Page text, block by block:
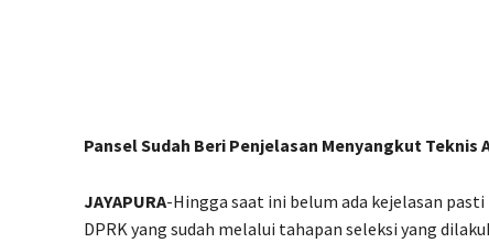
Pansel Sudah Beri Penjelasan Menyangkut
JAYAPURA-Hingga saat ini belum ada kejelasan
DPRK yang sudah melalui tahapan seleksi yang